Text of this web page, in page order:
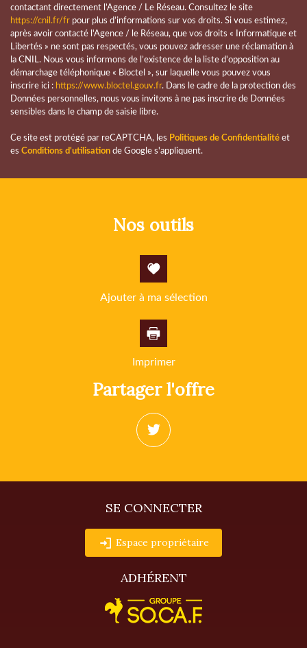
contactant directement l’Agence / Le Réseau. Consultez le site
https://cnil.fr/fr pour plus d’informations sur vos droits. Si vous estimez,
après avoir contacté l'Agence / le Réseau, que vos droits « Informatique et
Libertés » ne sont pas respectés, vous pouvez adresser une réclamation à
la CNIL. Nous vous informons de l’existence de la liste d'opposition au
démarchage téléphonique « Bloctel », sur laquelle vous pouvez vous
inscrire ici : https://www.bloctel.gouv.fr. Dans le cadre de la protection des
Données personnelles, nous vous invitons à ne pas inscrire de Données
sensibles dans le champ de saisie libre.
Ce site est protégé par reCAPTCHA, les Politiques de Confidentialité et
es Conditions d'utilisation de Google s'appliquent.
nos outils
Ajouter à ma sélection
Imprimer
partager l'offre
SE CONNECTER
Espace propriétaire
ADHÉRENT